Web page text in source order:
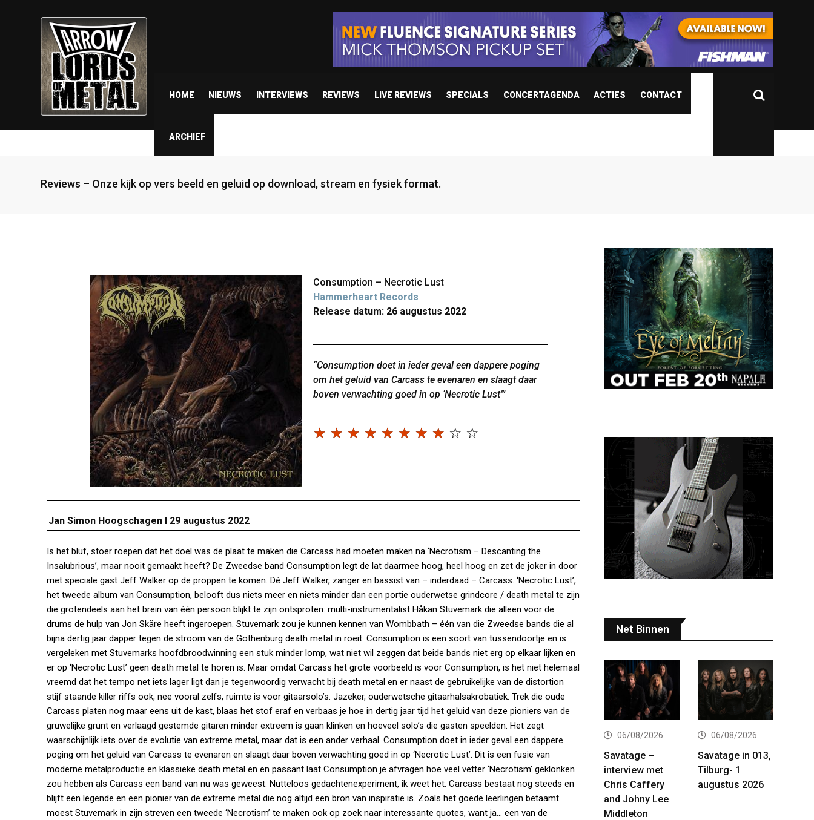
HOME NIEUWS INTERVIEWS REVIEWS LIVE REVIEWS SPECIALS CONCERTAGENDA ACTIES CONTACT
ARCHIEF
Reviews – Onze kijk op vers beeld en geluid op download, stream en fysiek format.
Consumption – Necrotic Lust
Hammerheart Records
Release datum: 26 augustus 2022
“Consumption doet in ieder geval een dappere poging
om het geluid van Carcass te evenaren en slaagt daar
boven verwachting goed in op ‘Necrotic Lust’”
☆ ☆ ☆ ☆ ☆ ☆ ☆ ☆ ☆ ☆
Jan Simon Hoogschagen I 29 augustus 2022
Is het bluf, stoer roepen dat het doel was de plaat te maken die Carcass had moeten maken na ‘Necrotism – Descanting the
Insalubrious’, maar nooit gemaakt heeft? De Zweedse band Consumption legt de lat daarmee hoog, heel hoog en zet de joker in door
met speciale gast Jeff Walker op de proppen te komen. Dé Jeff Walker, zanger en bassist van – inderdaad – Carcass. ‘Necrotic Lust’,
het tweede album van Consumption, belooft dus niets meer en niets minder dan een portie ouderwetse grindcore / death metal te zijn
die grotendeels aan het brein van één persoon blijkt te zijn ontsproten: multi-instrumentalist Håkan Stuvemark die alleen voor de
drums de hulp van Jon Skäre heeft ingeroepen. Stuvemark zou je kunnen kennen van Wombbath – één van die Zweedse bands die al
bijna dertig jaar dapper tegen de stroom van de Gothenburg death metal in roeit. Consumption is een soort van tussendoortje en is
vergeleken met Stuvemarks hoofdbroodwinning een stuk minder lomp, wat niet wil zeggen dat beide bands niet erg op elkaar lijken en
er op ‘Necrotic Lust’ geen death metal te horen is. Maar omdat Carcass het grote voorbeeld is voor Consumption, is het niet helemaal
vreemd dat het tempo net iets lager ligt dan je tegenwoordig verwacht bij death metal en er naast de gebruikelijke van de distortion
stijf staande killer riffs ook, nee vooral zelfs, ruimte is voor gitaarsolo’s. Jazeker, ouderwetsche gitaarhalsakrobatiek. Trek die oude
Carcass platen nog maar eens uit de kast, blaas het stof eraf en verbaas je hoe in dertig jaar tijd het geluid van deze pioniers van de
gruwelijke grunt en verlaagd gestemde gitaren minder extreem is gaan klinken en hoeveel solo’s die gasten speelden. Het zegt
waarschijnlijk iets over de evolutie van extreme metal, maar dat is een ander verhaal. Consumption doet in ieder geval een dappere
poging om het geluid van Carcass te evenaren en slaagt daar boven verwachting goed in op ‘Necrotic Lust’. Dit is een fusie van
moderne metalproductie en klassieke death metal en en passant laat Consumption je afvragen hoe veel vetter ‘Necrotism’ geklonken
zou hebben als Carcass een band van nu was geweest. Nutteloos gedachtenexperiment, ik weet het. Carcass bestaat nog steeds en
blijft een legende en een pionier van de extreme metal die nog altijd een bron van inspiratie is. Zoals het goede leerlingen betaamt
moest Stuvemark in zijn streven een tweede ‘Necrotism’ te maken ook op zoek naar interessante quotes, want ja… een van de
Net Binnen
06/08/2026
Savatage –
interview met
Chris Caffery
and Johny Lee
Middleton
06/08/2026
Savatage in 013,
Tilburg- 1
augustus 2026